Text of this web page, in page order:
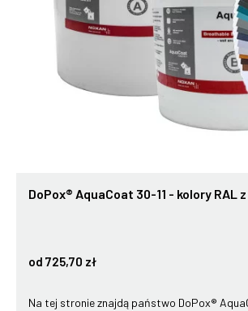
DoPox® AquaCoat 30-11 - kolory RAL
od 725,70 zł
Na tej stronie znajdą państwo DoPox®